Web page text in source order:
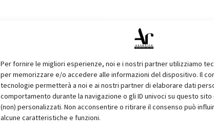
Per fornire le migliori esperienze, noi e i nostri partner utilizziamo
per memorizzare e/o accedere alle informazioni del dispositivo. Il
tecnologie permetterà a noi e ai nostri partner di elaborare dati
comportamento durante la navigazione o gli ID univoci su questo sito
(non) personalizzati. Non acconsentire o ritirare il consenso può
alcune caratteristiche e funzioni.